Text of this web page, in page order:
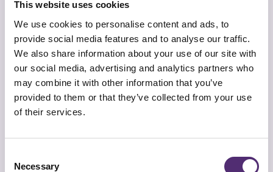
This website uses cookies
We use cookies to personalise content and ads, to
provide social media features and to analyse our traffic.
We also share information about your use of our site with
our social media, advertising and analytics partners who
may combine it with other information that you’ve
provided to them or that they’ve collected from your use
of their services.
Selection
Necessary
0 + 3 = *
Voornaam*